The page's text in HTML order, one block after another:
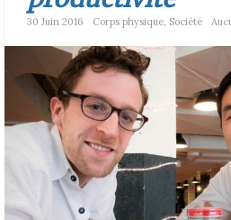
30 Juin 2016 Corps physique, Société